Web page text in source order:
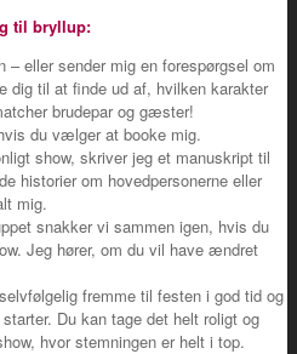
til bryllup:
– eller sender mig en forespørgsel om
dig til at finde ud af, hvilken karakter
brudepar og gæster!
du vælger at booke mig.
show, skriver jeg et manuskript til
historier om hovedpersonerne eller
mig.
snakker vi sammen igen, hvis du
Jeg hører, om du vil have ændret
fremme til festen i god tid og
Du kan tage det helt roligt og
hvor stemningen er helt i top.